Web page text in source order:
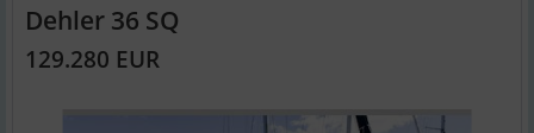
Dehler 36 SQ
129.280 EUR